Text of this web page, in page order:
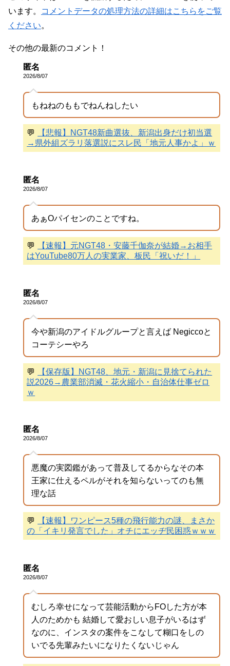
います。
コメントデータの処理方法の詳細はこちらをご覧
ください。
その他の最新のコメント！
匿名
2026/8/07
もねねのももでねんねしたい
💬
【悲報】NGT48新曲選抜、新潟出身だけ初当選
→県外組ズラリ落選説にスレ民「地元人事かよ」ｗ
匿名
2026/8/07
あぁOパイセンのことですね。
💬
【速報】元NGT48・安藤千伽奈が結婚→お相手
はYouTube80万人の実業家、板民「祝いだ！」
匿名
2026/8/07
今や新潟のアイドルグループと言えば Negiccoと
コーテシーやろ
💬
【保存版】NGT48、地元・新潟に見捨てられた
説2026→農業部消滅・花火縮小・自治体仕事ゼロ
ｗ
匿名
2026/8/07
悪魔の実図鑑があって普及してるからなその本
王家に仕えるペルがそれを知らないってのも無
理な話
💬
【速報】ワンピース5種の飛行能力の謎、まさか
の「イキリ発言でした」オチにエッヂ民困惑ｗｗｗ
匿名
2026/8/07
むしろ幸せになって芸能活動からFOした方が本
人のためかも 結婚して愛おしい息子がいるはず
なのに、インスタの案件をこなして糊口をしの
いでる先輩みたいになりたくないじゃん